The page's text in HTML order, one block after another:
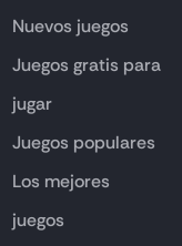
Nuevos juegos
Juegos gratis para
jugar
Juegos populares
Los mejores
juegos